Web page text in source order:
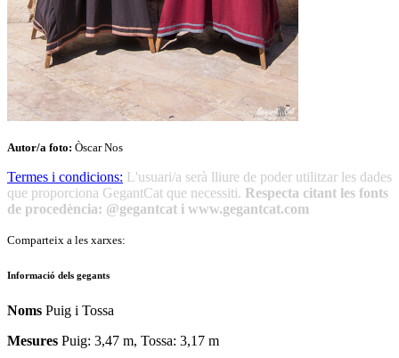
Autor/a foto: Òscar Nos
Termes i condicions: L'usuari/a serà lliure de poder utilitzar les dades
que proporciona GegantCat que necessiti. Respecta citant les fonts
de procedència: @gegantcat i www.gegantcat.com
Comparteix a les xarxes:
Informació dels gegants
Noms Puig i Tossa
Mesures Puig: 3,47 m, Tossa: 3,17 m